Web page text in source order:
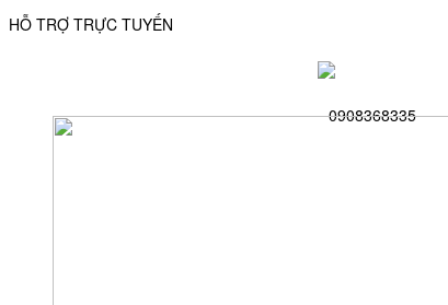
HỖ TRỢ TRỰC TUYẾN
0908368335